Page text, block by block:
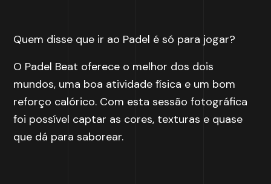
Quem disse que ir ao Padel é só para jogar?
O Padel Beat oferece o melhor dos dois
mundos, uma boa atividade física e um bom
reforço calórico. Com esta sessão fotográfica
foi possível captar as cores, texturas e quase
que dá para saborear.